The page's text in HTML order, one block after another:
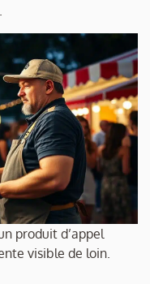
produit d’appel
visible de loin.